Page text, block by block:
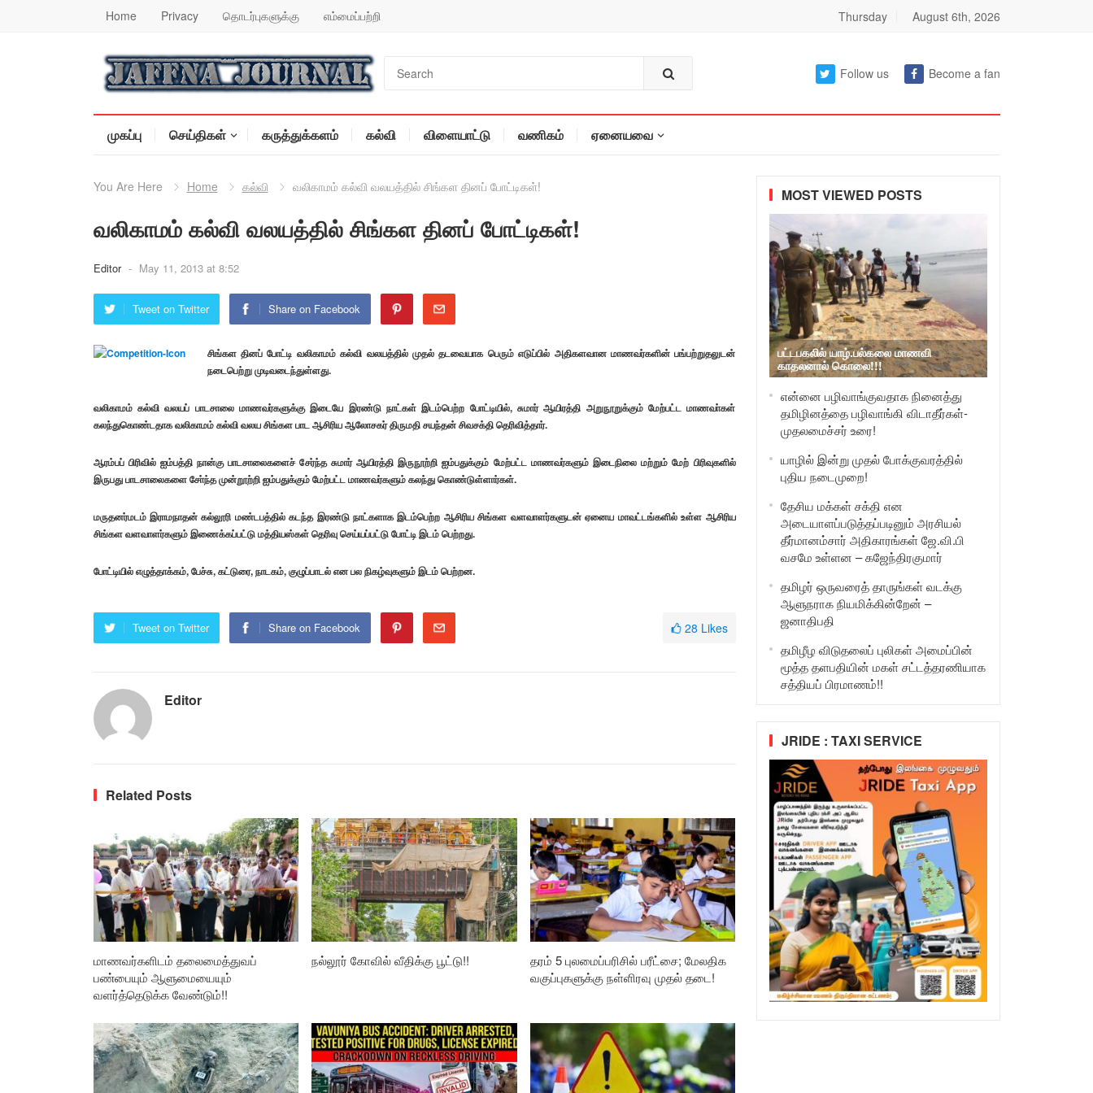
Home Privacy தொடர்புகளுக்கு எம்மைப்பற்றி Thursday August 6th, 2026
Follow us Become a fan
முகப்பு செய்திகள் கருத்துக்களம் கல்வி விளையாட்டு வணிகம் ஏனையவை
You Are Here Home கல்வி வலிகாமம் கல்வி வலயத்தில் சிங்கள தினப் போட்டிகள்!
வலிகாமம் கல்வி வலயத்தில் சிங்கள தினப் போட்டிகள்!
Editor - May 11, 2013 at 8:52
Tweet on Twitter Share on Facebook
சிங்கள தினப் போட்டி வலிகாமம் கல்வி வலயத்தில் முதல் தடவையாக பெரும் எடுப்பில் அதிகளவான மாணவர்களின் பங்பற்றுதலுடன்
நடைபெற்று முடிவடைந்துள்ளது.
வலிகாமம் கல்வி வலயப் பாடசாலை மாணவர்களுக்கு இடையே இரண்டு நாட்கள் இடம்பெற்ற போட்டியில், சுமார் ஆயிரத்தி அறுநூறுக்கும் மேற்பட்ட மாணவா்கள்
கலந்துகொண்டதாக வலிகாமம் கல்வி வலய சிங்கள பாட ஆசிரிய ஆலோசகர் திருமதி சயந்தன் சிவசக்தி தெரிவித்தார்.
ஆரம்பப் பிரிவில் ஐம்பத்தி நான்கு பாடசாலைகளைச் சேர்ந்த சுமார் ஆயிரத்தி இருநூற்றி ஐம்பதுக்கும் மேற்பட்ட மாணவர்களும் இடைநிலை மற்றும் மேற் பிரிவுகளில்
இருபது பாடசாலைகளை சோ்ந்த முன்றூற்றி ஐம்பதுக்கும் மேற்பட்ட மாணவர்களும் கலந்து கொண்டுள்ளார்கள்.
மருதனர்மடம் இராமநாதன் கல்லூரி மண்டபத்தில் கடந்த இரண்டு நாட்களாக இடம்பெற்ற ஆசிரிய சிங்கள வளவாளர்களுடன் ஏனைய மாவட்டங்களில் உள்ள ஆசிரிய
சிங்கள வளவாளர்களும் இணைக்கப்பட்டு மத்தியஸ்கள் தெரிவு செய்யப்பட்டு போட்டி இடம் பெற்றது.
போட்டியில் எழுத்தாக்கம், பேச்சு, கட்டுரை, நாடகம், குழுப்பாடல் என பல நிகழ்வுகளும் இடம் பெற்றன.
Tweet on Twitter Share on Facebook 28 Likes
Editor
Related Posts
மாணவர்களிடம் தலைமைத்துவப்
பண்பையும் ஆளுமையையும்
வளர்த்தெடுக்க வேண்டும்!!
நல்லூர் கோவில் வீதிக்கு பூட்டு!!
தரம் 5 புலமைப்பரிசில் பரீட்சை; மேலதிக
வகுப்புகளுக்கு நள்ளிரவு முதல் தடை!
MOST VIEWED POSTS
பட்டபகலில் யாழ்.பல்கலை மாணவி
காதலனால் கொலை!!!
என்னை பழிவாங்குவதாக நினைத்து
தமிழினத்தை பழிவாங்கி விடாதீர்கள்-
முதலமைச்சர் உரை!
யாழில் இன்று முதல் போக்குவரத்தில்
புதிய நடைமுறை!
தேசிய மக்கள் சக்தி என
அடையாளப்படுத்தப்படினும் அரசியல்
தீர்மானம்சார் அதிகாரங்கள் ஜே.வி.பி
வசமே உள்ளன – கஜேந்திரகுமார்
தமிழர் ஒருவரைத் தாருங்கள் வடக்கு
ஆளுநராக நியமிக்கின்றேன் –
ஜனாதிபதி
தமிழீழ விடுதலைப் புலிகள் அமைப்பின்
மூத்த தளபதியின் மகள் சட்டத்தரணியாக
சத்தியப் பிரமாணம்!!
JRIDE : TAXI SERVICE